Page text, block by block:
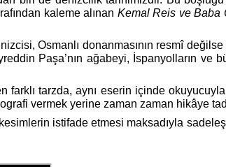
kaleme alınan Kemal Reis ve Baba
Osmanlı donanmasının resmî
Paşa’nın ağabeyi, İspanyolların ve
farklı tarzda, aynı eserin içinde
vermek yerine zaman zaman hikâye
istifade etmesi maksadıyla